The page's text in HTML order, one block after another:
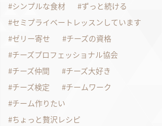
シンプルな食材
ずっと続ける
セミプライベートレッスンしています
ゼリー寄せ
チーズの資格
チーズプロフェッショナル協会
チーズ仲間
チーズ大好き
チーズ検定
チームワーク
チーム作りたい
ちょっと贅沢レシピ